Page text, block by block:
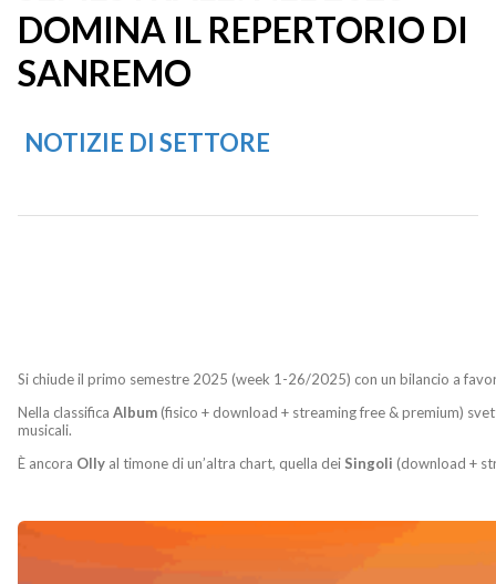
DOMINA IL REPERTORIO DI
SANREMO
NOTIZIE DI SETTORE
Si chiude il primo semestre 2025 (week 1-26/2025) con un bilancio a
Nella classifica Album (fisico + download + streaming free & premium)
musicali.
È ancora Olly al timone di un’altra chart, quella dei Singoli (download +